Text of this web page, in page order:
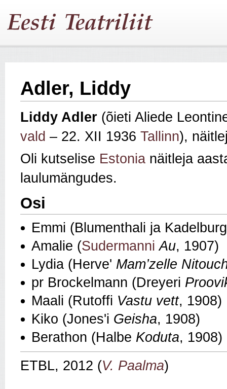
Adler, Liddy
Liddy Adler (õieti Aliede
vald – 22. XII 1936 Tallinn),
Oli kutselise Estonia näitleja
laulumängudes.
Osi
Emmi (Blumenthali ja
Amalie (Sudermanni Au, 1907)
Lydia (Herve' Mam’zelle
pr Brockelmann (Dreyeri
Maali (Rutoffi Vastu vett, 1908)
Kiko (Jones'i Geisha, 1908)
Berathon (Halbe Koduta, 1908)
ETBL, 2012 (V. Paalma)